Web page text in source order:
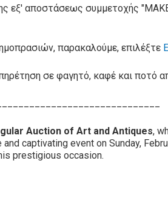
εξ' αποστάσεως συμμετοχής
παρακαλούμε, επιλέξτε
σε φαγητό, καφέ και ποτό
Auction of Art and Antiques,
captivating event on Sunday,
prestigious occasion.